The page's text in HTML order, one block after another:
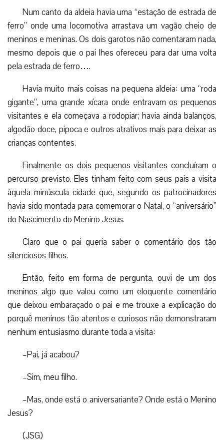
Num canto da aldeia havia uma “estação de estrada de
ferro” onde uma locomotiva arrastava um vagão cheio de
meninos e meninas. Os dois garotos não comentaram nada,
mesmo depois que o pai lhes ofereceu para dar uma volta
pela estrada de ferro….
Havia muito mais coisas na pequena aldeia: uma “roda
gigante”, uma grande xícara onde entravam os pequenos
visitantes e ela começava a rodopiar; havia ainda balanços,
algodão doce, pipoca e outros atrativos mais para deixar as
crianças contentes.
Finalmente os dois pequenos visitantes concluíram o
percurso previsto. Eles tinham feito com seus pais a visita
àquela minúscula cidade que, segundo os patrocinadores
havia sido montada para comemorar o Natal, o “aniversário”
do Nascimento do Menino Jesus.
Claro que o pai queria saber o comentário dos tão
silenciosos filhos.
Então, feito em forma de pergunta, ouvi de um dos
meninos algo que valeu como um eloquente comentário
que deixou embaraçado o pai e me trouxe a explicação do
porquê meninos tão atentos e curiosos não demonstraram
nenhum entusiasmo durante toda a visita:
–Pai, já acabou?
–Sim, meu filho.
–Mas, onde está o aniversariante? Onde está o Menino
Jesus?
(JSG)